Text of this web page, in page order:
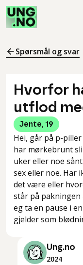
Spørsmål og svar
Hvorfor
utflod
Jente, 19
Hei, går på p-
har mørkebrunt
uker eller noe
sex eller noe. Har
det være eller
står på pakningen
eg ta en pause i
gjelder som
Ung.no
2024